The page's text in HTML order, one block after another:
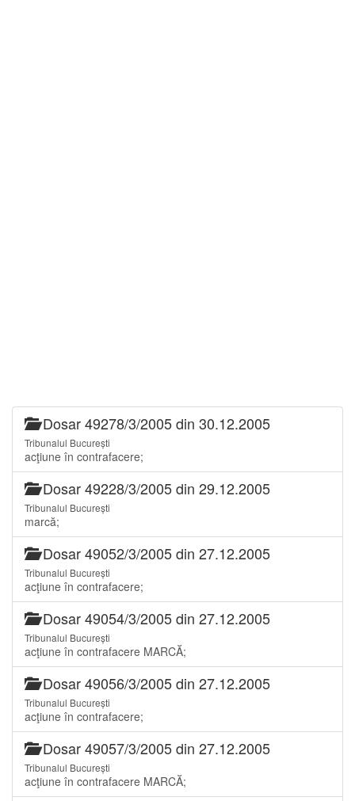
Dosar 49278/3/2005 din 30.12.2005
Tribunalul București
acţiune în contrafacere;
Dosar 49228/3/2005 din 29.12.2005
Tribunalul București
marcă;
Dosar 49052/3/2005 din 27.12.2005
Tribunalul București
acţiune în contrafacere;
Dosar 49054/3/2005 din 27.12.2005
Tribunalul București
acţiune în contrafacere MARCĂ;
Dosar 49056/3/2005 din 27.12.2005
Tribunalul București
acţiune în contrafacere;
Dosar 49057/3/2005 din 27.12.2005
Tribunalul București
acţiune în contrafacere MARCĂ;